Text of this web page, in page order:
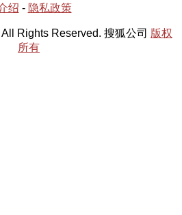
绍 - 隐私政策
Rights Reserved. 搜狐公司 版权
所有